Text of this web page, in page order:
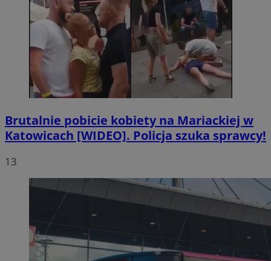
Brutalnie pobicie kobiety na Mariackiej w
Katowicach [WIDEO]. Policja szuka sprawcy!
13